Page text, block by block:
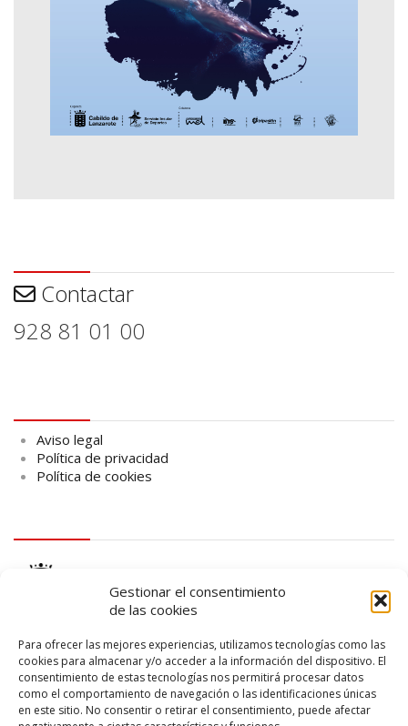
Gestionar el consentimiento
de las cookies
Para ofrecer las mejores experiencias, utilizamos tecnologías como las
cookies para almacenar y/o acceder a la información del dispositivo. El
consentimiento de estas tecnologías nos permitirá procesar datos
como el comportamiento de navegación o las identificaciones únicas
en este sitio. No consentir o retirar el consentimiento, puede afectar
Contactar
928 81 01 00
Aviso legal
Política de privacidad
Política de cookies
logo SID